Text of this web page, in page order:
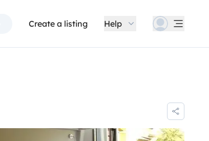
Create a listing Help